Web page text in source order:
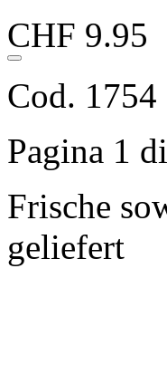
CHF 9.95
Cod. 1754
Pagina 1
Frische
geliefert